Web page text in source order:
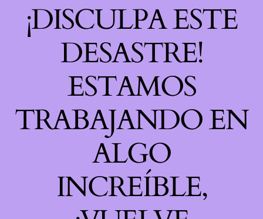
¡DISCULPA ESTE
DESASTRE!
ESTAMOS
TRABAJANDO EN
ALGO
INCREÍBLE,